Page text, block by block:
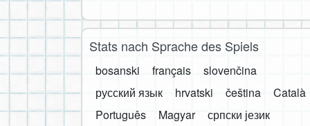
Stats nach Sprache des Spiels
bosanski français
slovenčina
русский язык
hrvatski čeština
Català
Português
Magyar
српски језик